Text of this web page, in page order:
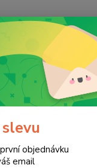
objednávku
email